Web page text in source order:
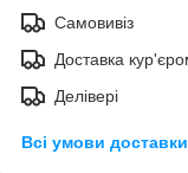
Самовивіз
Доставка
Делівері
Всі умови доставки